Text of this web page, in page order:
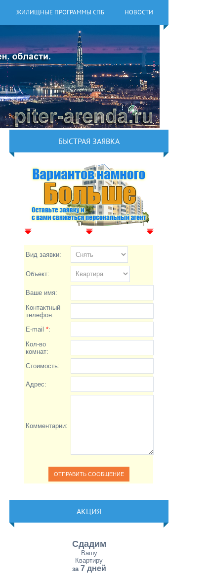
ЖИЛИЩНЫЕ ПРОГРАММЫ СПБ НОВОСТИ
БЫСТРАЯ ЗАЯВКА
Вид заявки:
Объект:
Ваше имя:
Контактный
телефон:
E-mail*:
Кол-во
комнат:
Стоимость:
Адрес:
Комментарии:
АКЦИЯ
Сдадим
Вашу
Квартиру
за 7 дней